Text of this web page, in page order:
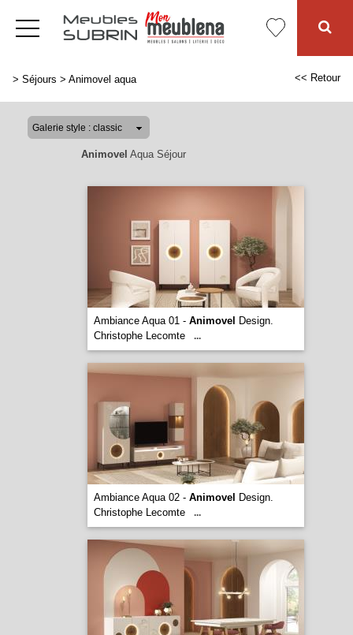
> Séjours > Animovel aqua << Retour
Animovel Aqua Séjour
Ambiance Aqua 01 - Animovel
Design.
Christophe Lecomte
...
Ambiance Aqua 02 - Animovel
Design.
Christophe Lecomte
...